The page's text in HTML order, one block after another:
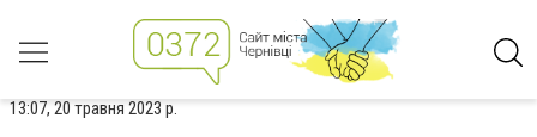
13:07, 20 травня 2023 р.